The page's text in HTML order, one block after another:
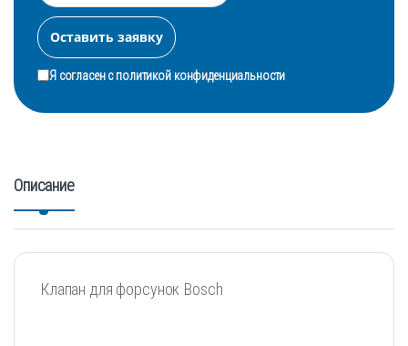
Я согласен сполитикой конфиденциальности
Описание
Клапан для форсунок Bosch